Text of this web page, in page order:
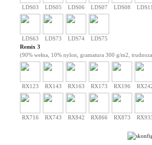
LDS03 LDS05 LDS06 LDS07 LDS08
LDS63 LDS73 LDS74
LDS75
Remix 3
(90% wełna, 10% nylon, gramatura 300 g/m2,
RX123 RX143 RX163 RX173 RX196
RX716 RX743 RX842 RX866 RX873